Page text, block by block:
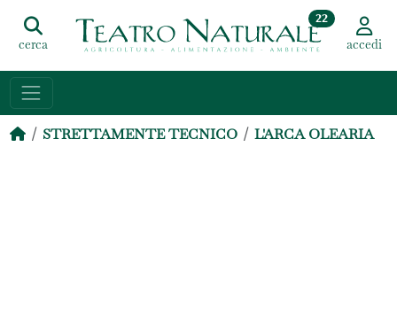
cerca
22
accedi
STRETTAMENTE TECNICO L'ARCA OLEARIA